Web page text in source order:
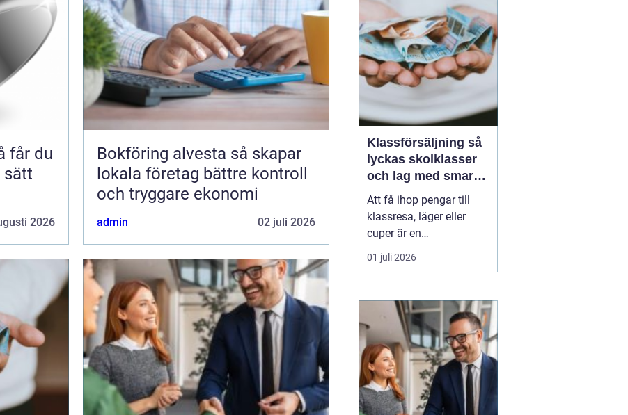
sätt
2026
Bokföring alvesta så skapar
lokala företag bättre kontroll
och tryggare ekonomi
admin 02 juli 2026
och begripliga blir det
enklare att växa, ...
Klassförsäljning så
lyckas skolklasser
och lag med smarta
säljprojekt
Att få ihop pengar till
klassresa, läger eller
cuper är en
återkommande
utmaning för många
Samtidigt kan en
genomtänkt
Klassförsäljningbli
mycket mer än bara ett
sätt att fylla kassan.
De...
01 juli 2026